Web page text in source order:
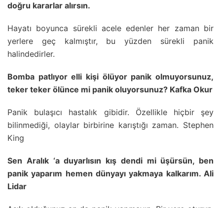
doğru kararlar alırsın.
Hayatı boyunca sürekli acele edenler her zaman bir
yerlere geç kalmıştır, bu yüzden sürekli panik
halindedirler.
Bomba patlıyor elli kişi ölüyor panik olmuyorsunuz,
teker teker ölünce mi panik oluyorsunuz? Kafka Okur
Panik bulaşıcı hastalık gibidir. Özellikle hiçbir şey
bilinmediği, olaylar birbirine karıştığı zaman. Stephen
King
Sen Aralık ‘a duyarlısın kış dendi mi üşürsün, ben
panik yaparım hemen dünyayı yakmaya kalkarım. Ali
Lidar